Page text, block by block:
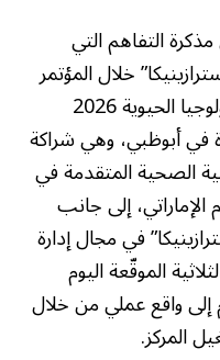
التفاهم التي
خلال المؤتمر
العالمي لمنظمة الابتكار في التكنولوجيا الحيوية 2026
في أبوظبي، وهي شراكة
الصحية المتقدمة في
الإماراتي، إلى جانب
في مجال إدارة
الموقّعة اليوم
إلى واقع عملي من خلال
المركز.